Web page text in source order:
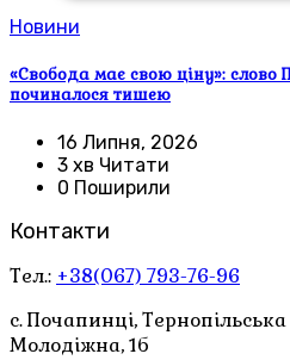
Новини
«Свобода має свою ціну»: слово
починалося тишею
16 Липня, 2026
3 хв Читати
0 Поширили
Контакти
Тел.: +38(067) 793-76-96
с. Почапинці,
Молодіжна, 1б